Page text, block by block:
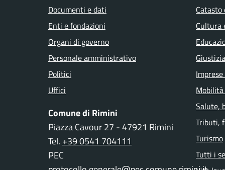
Documenti e dati
Enti e fondazioni
Organi di governo
Personale amministrativo
Politici
Uffici
Comune di Rimini
Piazza Cavour 27 - 47921 Rimini
Tel. +39 0541 704111
PEC
Cultura
Salute,
Tributi,
Turismo
Tutti i